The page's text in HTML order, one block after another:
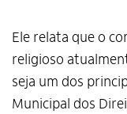
Ele relata que o
religioso
seja um dos
Municipal dos